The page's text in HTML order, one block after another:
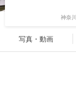
神奈
写真・動画